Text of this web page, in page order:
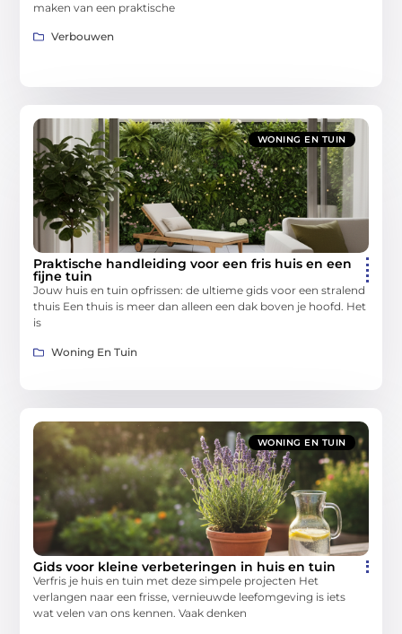
maken van een praktische
Verbouwen
WONING EN TUIN
Praktische handleiding voor een fris huis en een
fijne tuin
Jouw huis en tuin opfrissen: de ultieme gids voor een stralend
thuis Een thuis is meer dan alleen een dak boven je hoofd. Het
is
Woning En Tuin
WONING EN TUIN
Gids voor kleine verbeteringen in huis en tuin
Verfris je huis en tuin met deze simpele projecten Het
verlangen naar een frisse, vernieuwde leefomgeving is iets
wat velen van ons kennen. Vaak denken